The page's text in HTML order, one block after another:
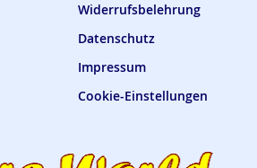
Widerrufsbelehrung
Datenschutz
Impressum
Cookie-Einstellungen